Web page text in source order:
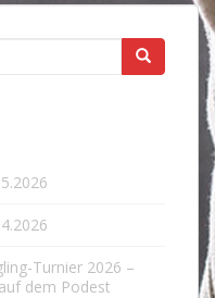
Turnier 2026 –
dem Podest